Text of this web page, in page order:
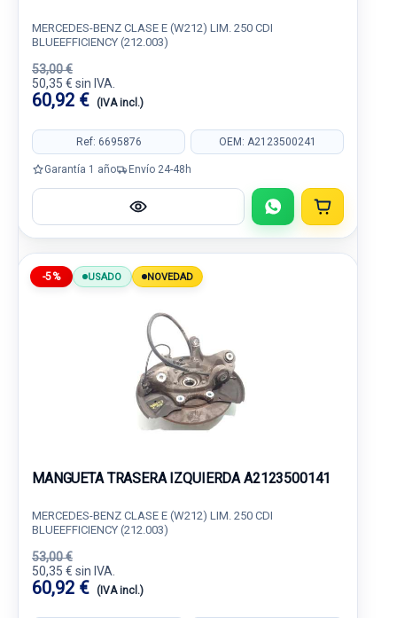
MERCEDES-BENZ CLASE E (W212) LIM. 250 CDI
BLUEEFFICIENCY (212.003)
53,00 €
50,35 € sin IVA.
60,92 € (IVA incl.)
Ref: 6695876 OEM: A2123500241
Garantía 1 año Envío 24-48h
-5% USADO NOVEDAD
MANGUETA TRASERA IZQUIERDA A2123500141
MERCEDES-BENZ CLASE E (W212) LIM. 250 CDI
BLUEEFFICIENCY (212.003)
53,00 €
50,35 € sin IVA.
60,92 € (IVA incl.)